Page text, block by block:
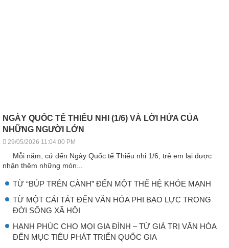
NGÀY QUỐC TẾ THIẾU NHI (1/6) VÀ LỜI HỨA CỦA
NHỮNG NGƯỜI LỚN
29/05/2026 11:04:00 PM
Mỗi năm, cứ đến Ngày Quốc tế Thiếu nhi 1/6, trẻ em lại được
nhận thêm những món...
TỪ “BÚP TRÊN CÀNH” ĐẾN MỘT THẾ HỆ KHỎE MẠNH
TỪ MỘT CÁI TÁT ĐẾN VĂN HÓA PHI BẠO LỰC TRONG
ĐỜI SỐNG XÃ HỘI
HẠNH PHÚC CHO MỌI GIA ĐÌNH – TỪ GIÁ TRỊ VĂN HÓA
ĐẾN MỤC TIÊU PHÁT TRIỂN QUỐC GIA